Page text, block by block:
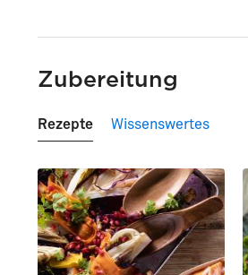
Zubereitung
Rezepte Wissenswertes